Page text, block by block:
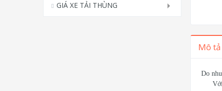
GIÁ XE TẢI THÙNG
Mô tả
Do